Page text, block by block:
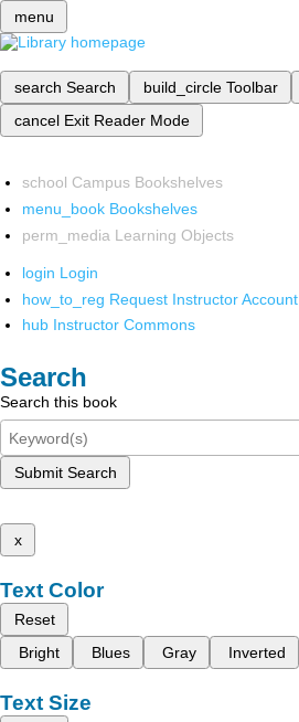
menu
search Search build_circle Toolbar
cancel Exit Reader Mode
school Campus Bookshelves
menu_book Bookshelves
perm_media Learning Objects
login Login
how_to_reg Request Instructor Account
hub Instructor Commons
Search
Search this book
Submit Search
x
Text Color
Reset
Bright
Blues Gray Inverted
Text Size